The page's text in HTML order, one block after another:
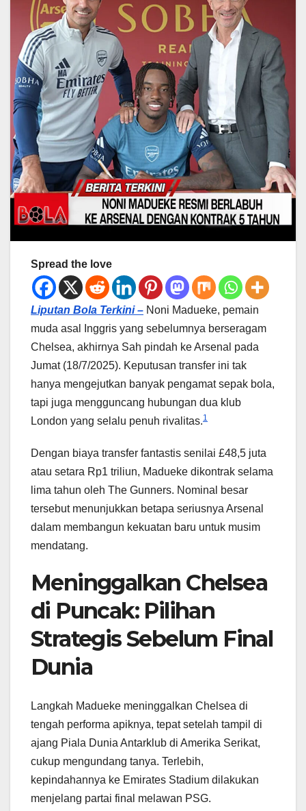
Spread the love
Liputan Bola Terkini – Noni Madueke, pemain
muda asal Inggris yang sebelumnya berseragam
Chelsea, akhirnya Sah pindah ke Arsenal pada
Jumat (18/7/2025). Keputusan transfer ini tak
hanya mengejutkan banyak pengamat sepak bola,
tapi juga mengguncang hubungan dua klub
London yang selalu penuh rivalitas.1
Dengan biaya transfer fantastis senilai £48,5 juta
atau setara Rp1 triliun, Madueke dikontrak selama
lima tahun oleh The Gunners. Nominal besar
tersebut menunjukkan betapa seriusnya Arsenal
dalam membangun kekuatan baru untuk musim
mendatang.
Meninggalkan Chelsea
di Puncak: Pilihan
Strategis Sebelum Final
Dunia
Langkah Madueke meninggalkan Chelsea di
tengah performa apiknya, tepat setelah tampil di
ajang Piala Dunia Antarklub di Amerika Serikat,
cukup mengundang tanya. Terlebih,
kepindahannya ke Emirates Stadium dilakukan
menjelang partai final melawan PSG.